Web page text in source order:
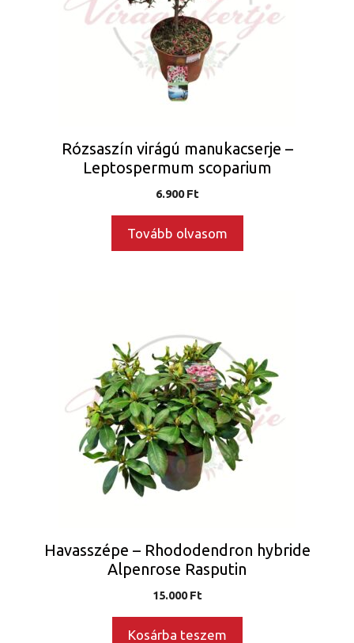
Rózsaszín virágú manukacserje –
Leptospermum scoparium
6.900Ft
Tovább olvasom
Havasszépe – Rhododendron hybride
Alpenrose Rasputin
15.000Ft
Kosárba teszem